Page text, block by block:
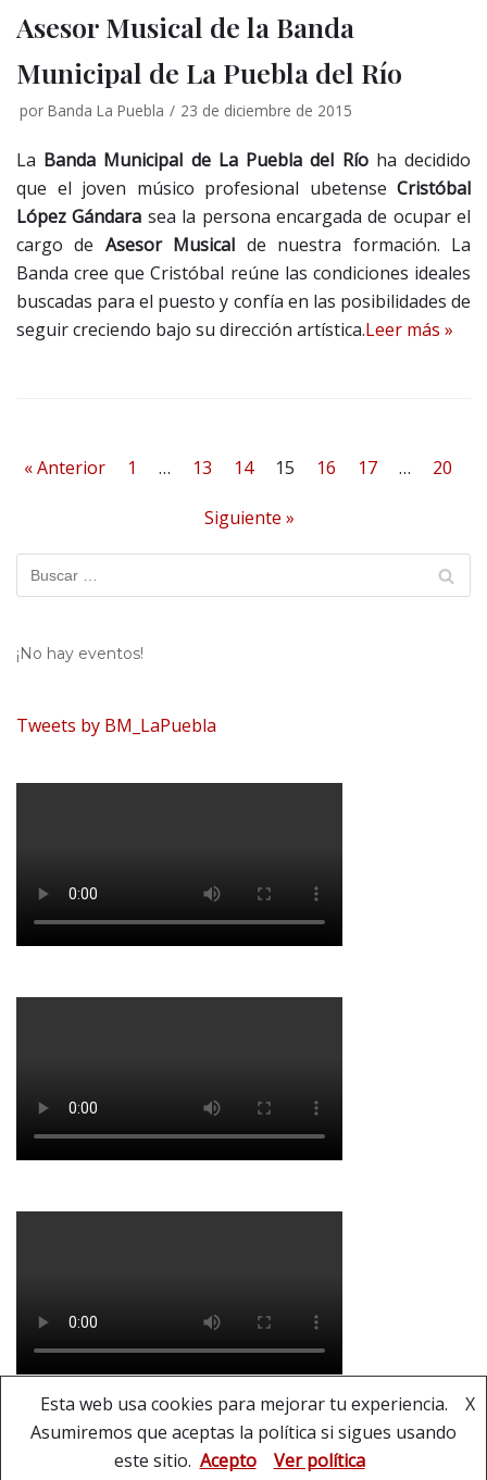
Asesor Musical de la Banda
Municipal de La Puebla del Río
por Banda La Puebla 23 de diciembre de 2015
La Banda Municipal de La Puebla del Ríoha decidido
que el joven músico profesional ubetense Cristóbal
López Gándara sea la persona encargada de ocupar el
cargo de Asesor Musical de nuestra formación. La
Banda cree que Cristóbal reúne las condiciones ideales
buscadas para el puesto y confía en las posibilidades de
seguir creciendo bajo su dirección artística.Leer más »
« Anterior 1 … 13 14 15 16 17 … 20
Siguiente »
¡No hay eventos!
Tweets by BM_LaPuebla
Copyright © Banda Municipal de Música de La
Puebla del Río
Esta web usa cookies para mejorar tu experiencia.
Asumiremos que aceptas la política si sigues usando
este sitio.
X
Acepto Ver política